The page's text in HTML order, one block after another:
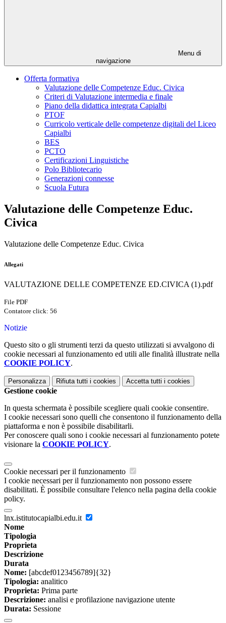
Menu di
navigazione
Offerta formativa
Valutazione delle Competenze Educ. Civica
Criteri di Valutazione intermedia e finale
Piano della didattica integrata Capialbi
PTOF
Curricolo verticale delle competenze digitali del Liceo
Capialbi
BES
PCTO
Certificazioni Linguistiche
Polo Bibliotecario
Generazioni connesse
Scuola Futura
Valutazione delle Competenze Educ.
Civica
Valutazione delle Competenze Educ. Civica
Allegati
VALUTAZIONE DELLE COMPETENZE ED.CIVICA (1).pdf
File PDF
Contatore click: 56
Notizie
Questo sito o gli strumenti terzi da questo utilizzati si avvalgono di
cookie necessari al funzionamento ed utili alle finalità illustrate nella
COOKIE POLICY.
Personalizza Rifiuta tutti i cookies Accetta tutti i cookies
Gestione cookie
In questa schermata è possibile scegliere quali cookie consentire.
I cookie necessari sono quelli che consentono il funzionamento della
piattaforma e non è possibile disabilitarli.
Per conoscere quali sono i cookie necessari al funzionamento potete
visionare la COOKIE POLICY.
Cookie necessari per il funzionamento
I cookie necessari per il funzionamento non possono essere
disabilitati. È possibile consultare l'elenco nella pagina della cookie
policy.
lnx.istitutocapialbi.edu.it
Nome
Tipologia
Proprieta
Descrizione
Durata
Nome: [abcdef0123456789]{32}
Tipologia: analitico
Proprieta: Prima parte
Descrizione: analisi e profilazione navigazione utente
Durata: Sessione